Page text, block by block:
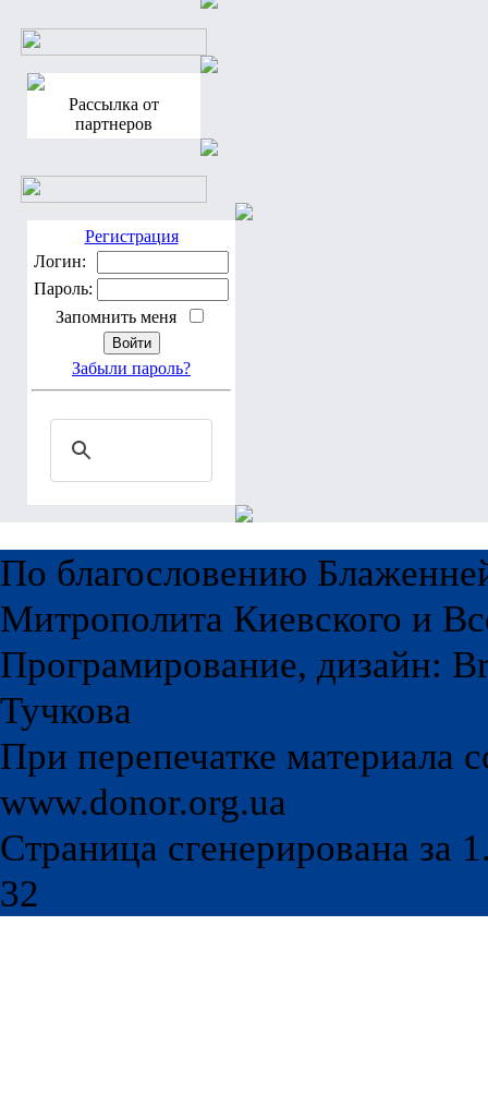
Рассылка от
партнеров
Регистрация
Логин:
Пароль:
Запомнить меня
Забыли пароль?
По благословению
Митрополита Киевского и
Програмирование, дизайн:
Тучкова
При перепечатке материала
www.donor.org.ua
Страница сгенерирована за
32